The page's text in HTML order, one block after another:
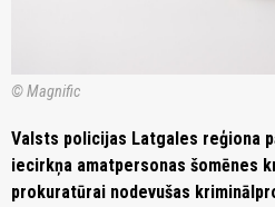
© Magnific
Valsts policijas Latgales reģiona
iecirkņa amatpersonas šomēnes
prokuratūrai nodevušas